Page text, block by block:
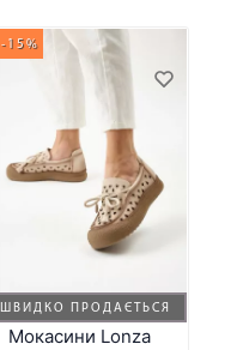
ШВИДКО ПРОДАЄТЬСЯ
-15%
Мокасини Lonza